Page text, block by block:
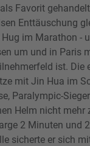
Favorit
Enttäuschung
im Marathon -
um und in Paris
ist. Die
mit Jin Hua im
Paralympic-
Helm nicht mehr
2 Minuten und
sicherte er sich